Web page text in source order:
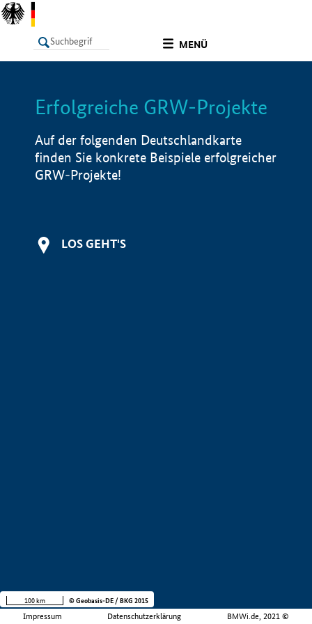
MENÜ
LISTE Info
Erfolgreiche GRW-Projekte
Auf der folgenden Deutschlandkarte
finden Sie konkrete Beispiele erfolgreicher
GRW-Projekte!
LOS GEHT'S
Impressum Datenschutzerklärung BMWi.de, 2021 ©
100 km © Geobasis-DE / BKG 2015